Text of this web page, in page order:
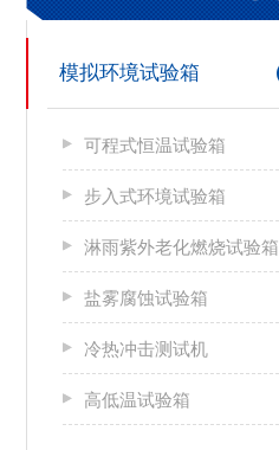
模拟环境试验箱
可程式恒温试验箱
步入式环境试验箱
淋雨紫外老化燃烧试验箱
盐雾腐蚀试验箱
冷热冲击测试机
高低温试验箱